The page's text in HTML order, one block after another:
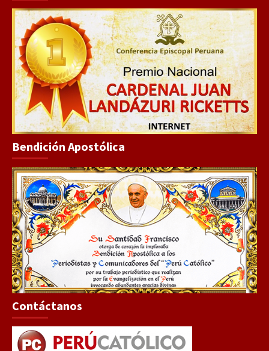
Bendición Apostólica
Contáctanos